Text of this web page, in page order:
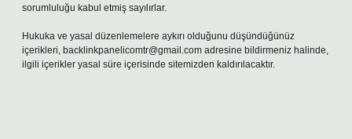
sorumluluğu kabul etmiş sayılırlar.
Hukuka ve yasal düzenlemelere aykırı olduğunu düşündüğünüz
içerikleri, backlinkpanelicomtr@gmail.com adresine bildirmeniz halinde,
ilgili içerikler yasal süre içerisinde sitemizden kaldırılacaktır.